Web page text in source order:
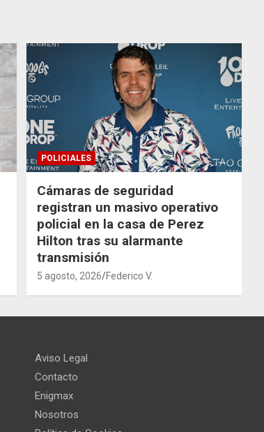
POLICIALES
Cámaras de seguridad
registran un masivo operativo
policial en la casa de Perez
Hilton tras su alarmante
transmisión
5 agosto, 2026 Federico V.
Aviso Legal
Contacto
Enigmax
Nosotros